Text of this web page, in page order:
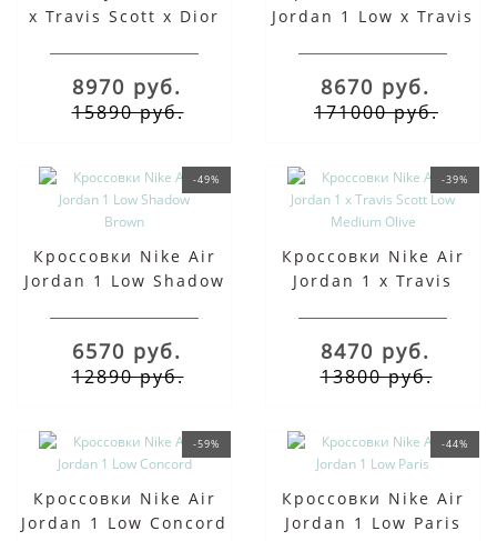
x Travis Scott x Dior
8970 руб.
15890 руб.
Jordan 1 Low x Travis
8670 руб.
171000 руб.
-49%
Кроссовки Nike Air
Jordan 1 Low Shadow
6570 руб.
12890 руб.
-39%
Кроссовки Nike Air
Jordan 1 x Travis
8470 руб.
13800 руб.
-59%
Кроссовки Nike Air
Jordan 1 Low Concord
-44%
Кроссовки Nike Air
Jordan 1 Low Paris